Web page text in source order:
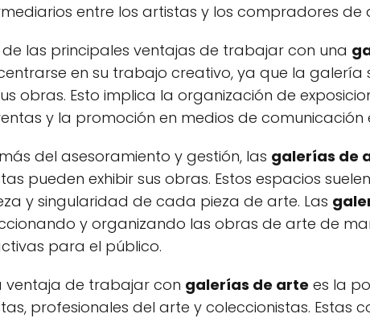
entre los artistas y los compradores
de las principales ventajas de trabajar con una
en su trabajo creativo, ya que la
obras. Esto implica la organización de
y la promoción en medios de comunicación
del asesoramiento y gestión, las galerías de
pueden exhibir sus obras. Estos espacios
y singularidad de cada pieza de arte. Las
y organizando las obras de arte de
para el público.
ventaja de trabajar con galerías de arte es la
profesionales del arte y coleccionistas. Estas